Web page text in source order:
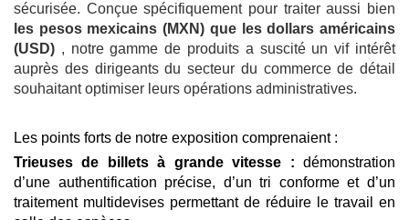
sécurisée. Conçue spécifiquement pour traiter aussi bien
les pesos mexicains (MXN) que les dollars américains
(USD) , notre gamme de produits a suscité un vif intérêt
auprès des dirigeants du secteur du commerce de détail
souhaitant optimiser leurs opérations administratives.
Les points forts de notre exposition comprenaient :
Trieuses de billets à grande vitesse : démonstration
d’une authentification précise, d’un tri conforme et d’un
traitement multidevises permettant de réduire le travail en